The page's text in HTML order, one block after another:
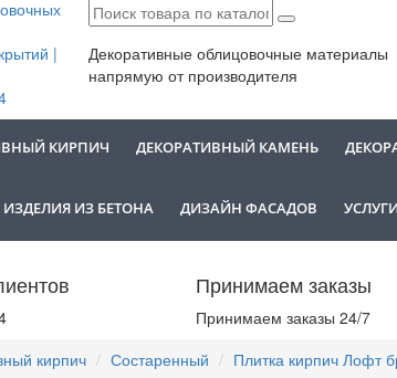
Декоративные облицовочные материалы
напрямую от производителя
КИРПИЧ ДЕКОРАТИВНЫЙ КАМЕНЬ
ИЗДЕЛИЯ ИЗ БЕТОНА ДИЗАЙН ФАСАДОВ УСЛУГИ
Принимаем заказы
Принимаем заказы 24/7
кирпич
Состаренный Плитка кирпич Лофт